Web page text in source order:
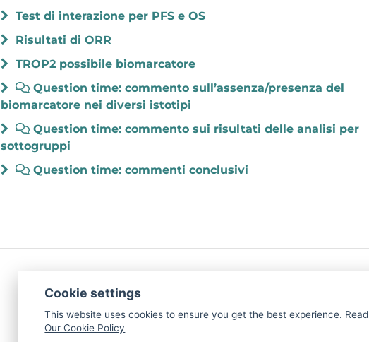
Test di interazione per PFS e OS
Risultati di ORR
TROP2 possibile biomarcatore
Question time: commento sull’assenza/presenza del
biomarcatore nei diversi istotipi
Question time: commento sui risultati delle analisi per
sottogruppi
Question time: commenti conclusivi
Realizzato da
Cookie settings
This website uses cookies to ensure you get the best experience. Read
Our Cookie Policy